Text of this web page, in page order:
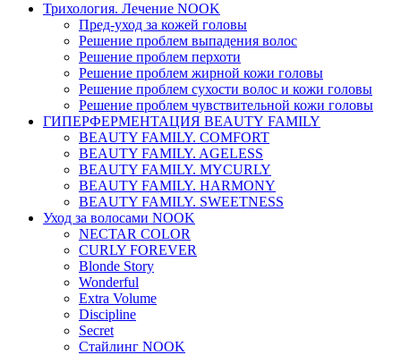
Трихология. Лечение NOOK
Пред-уход за кожей головы
Решение проблем выпадения волос
Решение проблем перхоти
Решение проблем жирной кожи головы
Решение проблем сухости волос и кожи головы
Решение проблем чувствительной кожи головы
ГИПЕРФЕРМЕНТАЦИЯ BEAUTY FAMILY
BEAUTY FAMILY. COMFORT
BEAUTY FAMILY. AGELESS
BEAUTY FAMILY. MYCURLY
BEAUTY FAMILY. HARMONY
BEAUTY FAMILY. SWEETNESS
Уход за волосами NOOK
NECTAR COLOR
CURLY FOREVER
Blonde Story
Wonderful
Extra Volume
Discipline
Secret
Стайлинг NOOK